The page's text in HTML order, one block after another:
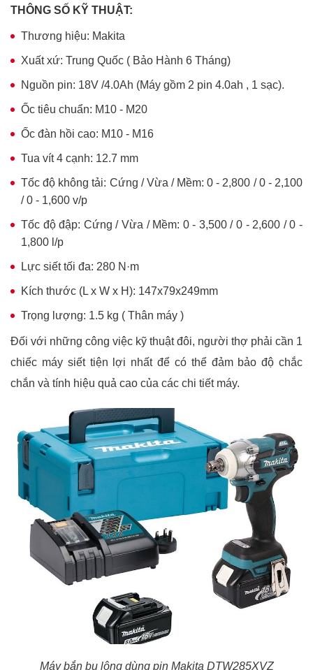
THÔNG SỐ KỸ THUẬT:
Thương hiệu: Makita
Xuất xứ: Trung Quốc ( Bảo Hành 6 Tháng)
Nguồn pin: 18V /4.0Ah (Máy gồm 2 pin 4.0ah , 1 sạc).
Ốc tiêu chuẩn: M10 - M20
Ốc đàn hồi cao: M10 - M16
Tua vít 4 cạnh: 12.7 mm
Tốc độ không tải: Cứng / Vừa / Mềm: 0 - 2,800 / 0 - 2,100
/ 0 - 1,600 v/p
Tốc độ đập: Cứng / Vừa / Mềm: 0 - 3,500 / 0 - 2,600 / 0 -
1,800 l/p
Lực siết tối đa: 280 N·m
Kích thước (L x W x H): 147x79x249mm
Trọng lượng: 1.5 kg ( Thân máy )
Đối với những công việc kỹ thuật đôi, người thợ phải cần 1
chiếc máy siết tiện lợi nhất để có thể đảm bảo độ chắc
chắn và tính hiệu quả cao của các chi tiết máy.
Máy bắn bu lông dùng pin Makita DTW285XVZ